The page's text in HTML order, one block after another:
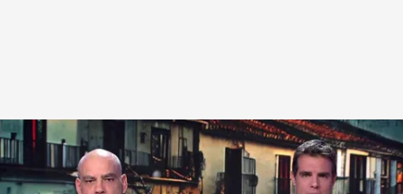
Nacho Abad y David Aleman escuchan los testimonios de los afectados
por la DANA